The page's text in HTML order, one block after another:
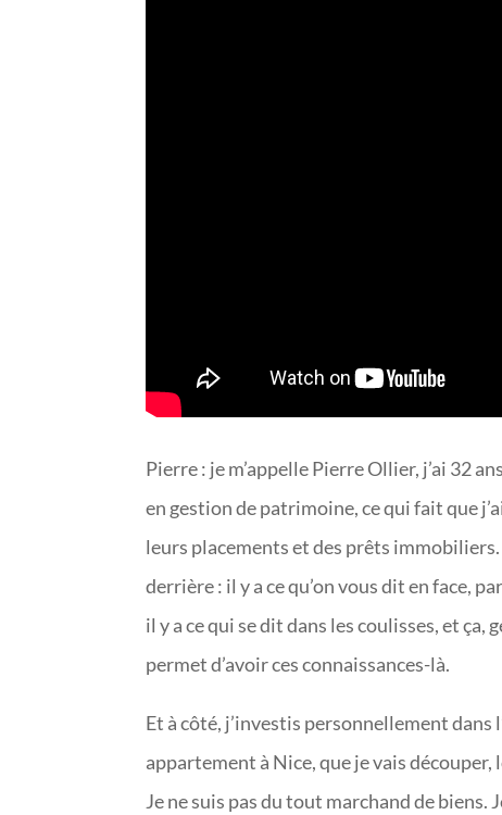
Pierre : je m’appelle Pierre Ollier, j’ai 32
en gestion de patrimoine, ce qui fait que
leurs placements et des prêts
derrière : il y a ce qu’on vous dit en face,
il y a ce qui se dit dans les coulisses, et
permet d’avoir ces connaissances-là.
Et à côté, j’investis personnellement
appartement à Nice, que je vais
Je ne suis pas du tout marchand de biens.